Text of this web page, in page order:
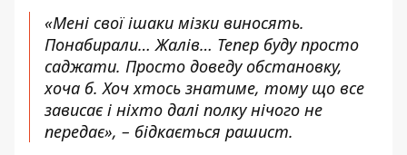
«Мені свої ішаки мізки виносять.
Понабирали… Жалів… Тепер буду просто
саджати. Просто доведу обстановку,
хоча б. Хоч хтось знатиме, тому що все
зависає і ніхто далі полку нічого не
передає», – бідкається рашист.